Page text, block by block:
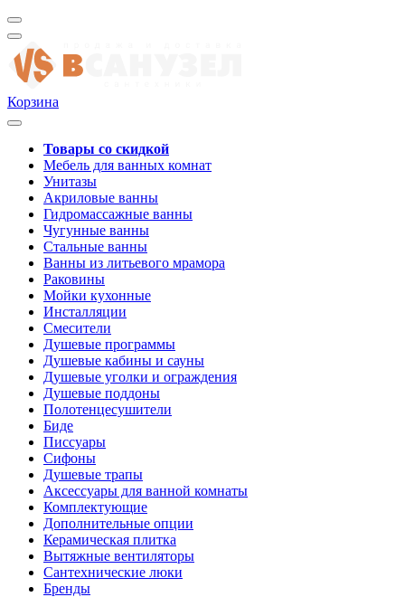
Корзина
Товары со скидкой
Мебель для ванных комнат
Унитазы
Акриловые ванны
Гидромассажные ванны
Чугунные ванны
Стальные ванны
Ванны из литьевого мрамора
Раковины
Мойки кухонные
Инсталляции
Смесители
Душевые программы
Душевые кабины и сауны
Душевые уголки и ограждения
Душевые поддоны
Полотенцесушители
Биде
Писсуары
Сифоны
Душевые трапы
Аксессуары для ванной комнаты
Комплектующие
Дополнительные опции
Керамическая плитка
Вытяжные вентиляторы
Сантехнические люки
Бренды